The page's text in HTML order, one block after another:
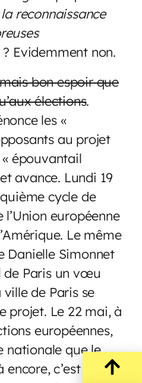
reconnaissance
? Evidemment non.
bon espoir que
élections.
les «
au projet
épouvantail
avance. Lundi 19
cycle de
européenne
Le même
Danielle Simonnet
de Paris un vœu
de Paris se
projet. Le 22 mai, à
européennes,
nationale que le
c’est grâce